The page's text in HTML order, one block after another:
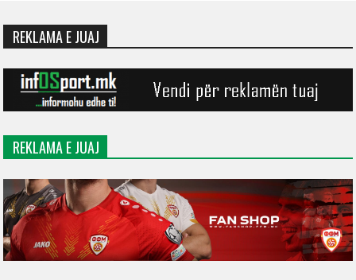
REKLAMA E JUAJ
REKLAMA E JUAJ